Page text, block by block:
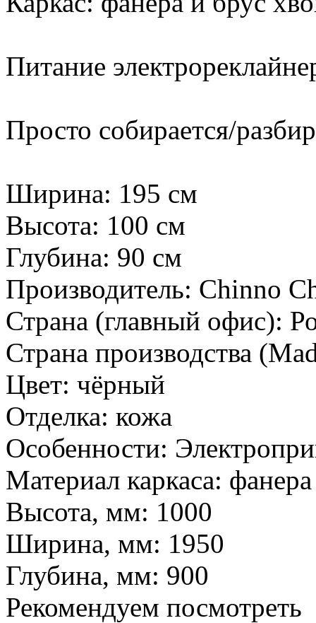
Питание
Просто собирается/
Ширина: 195 см
Высота: 100 см
Глубина: 90 см
Производитель: Chinno
Страна (главный офис):
Страна производства
Цвет: чёрный
Отделка: кожа
Особенности:
Материал каркаса:
Высота, мм: 1000
Ширина, мм: 1950
Глубина, мм: 900
Рекомендуем посмотреть